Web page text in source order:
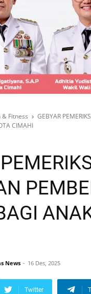
& Fitness
GEBYAR
CIMAHI
News 16 Des, 2025
Twitter